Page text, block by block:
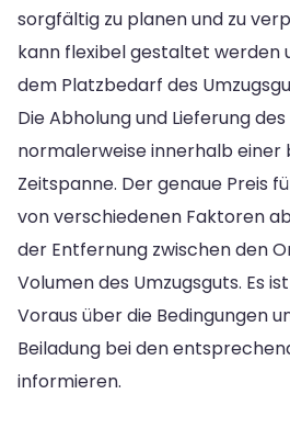
sorgfältig zu planen und zu
kann flexibel gestaltet werden
dem Platzbedarf des
Die Abholung und Lieferung
normalerweise innerhalb
Zeitspanne. Der genaue Preis
von verschiedenen Faktoren
der Entfernung zwischen den
Volumen des Umzugsguts. Es
Voraus über die Bedingungen
Beiladung bei den
informieren.